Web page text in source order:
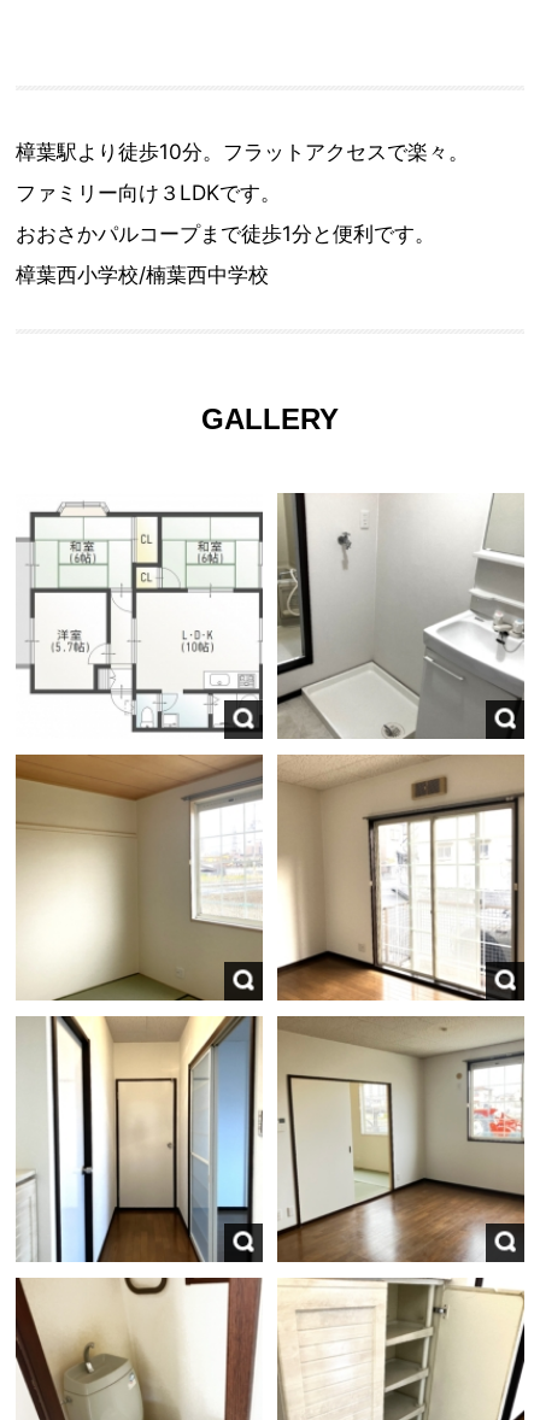
樟葉駅より徒歩10分。フラットアクセスで楽々。
ファミリー向け３LDKです。
おおさかパルコープまで徒歩1分と便利です。
樟葉西小学校/楠葉西中学校
GALLERY